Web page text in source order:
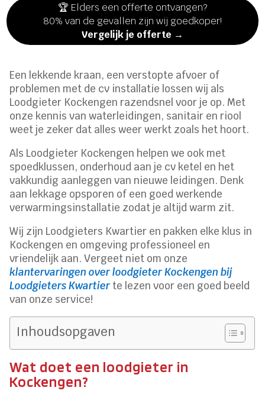
🏆 Elders een offerte ontvangen?
80% van de gevallen zijn wij goedkoper!
Vergelijk je offerte →
Een lekkende kraan, een verstopte afvoer of
problemen met de cv installatie lossen wij als
Loodgieter Kockengen razendsnel voor je op. Met
onze kennis van waterleidingen, sanitair en riool
weet je zeker dat alles weer werkt zoals het hoort.
Als Loodgieter Kockengen helpen we ook met
spoedklussen, onderhoud aan je cv ketel en het
vakkundig aanleggen van nieuwe leidingen. Denk
aan lekkage opsporen of een goed werkende
verwarmingsinstallatie zodat je altijd warm zit.
Wij zijn Loodgieters Kwartier en pakken elke klus in
Kockengen en omgeving professioneel en
vriendelijk aan. Vergeet niet om onze
klantervaringen over loodgieter Kockengen bij
Loodgieters Kwartier te lezen voor een goed beeld
van onze service!
Inhoudsopgaven
Wat doet een loodgieter in
Kockengen?